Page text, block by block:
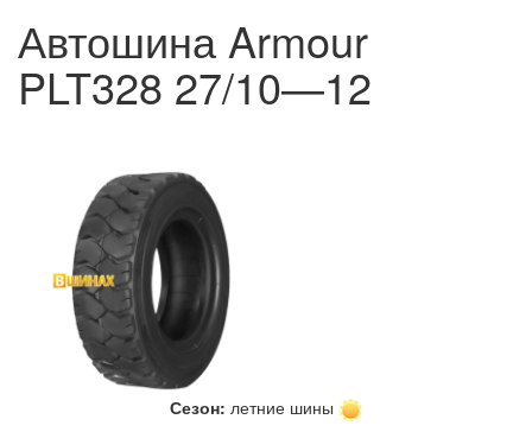
Автошина Armour
PLT328 27/10—12
Сезон: летние шины